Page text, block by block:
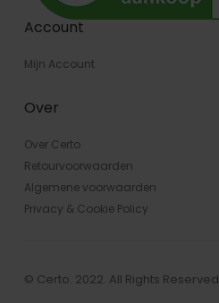
Account
Mijn Account
Over
Over Certo
Retourvoorwaarden
Algemene voorwaarden
Privacy & Cookie Policy
© Certo. 2022. All Rights Reserved